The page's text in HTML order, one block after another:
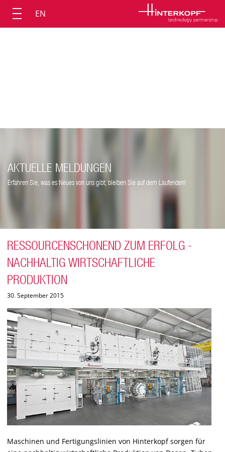
EN
AKTUELLE MELDUNGEN
Erfahren Sie, was es Neues von uns gibt; bleiben Sie auf dem Laufenden!
RESSOURCENSCHONEND ZUM ERFOLG -
NACHHALTIG WIRTSCHAFTLICHE
PRODUKTION
30. September 2015
Maschinen und Fertigungslinien von Hinterkopf sorgen für